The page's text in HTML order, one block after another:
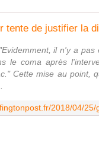
il n'y a pas
le coma après
Cette mise au point,